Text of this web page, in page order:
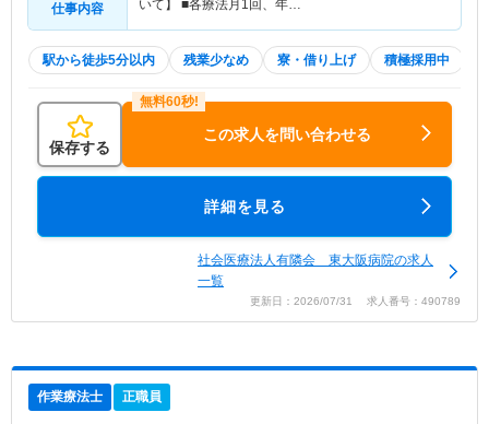
仕事内容
いて】 ■各療法月1回、年…
駅から徒歩5分以内 残業少なめ 寮・借り上げ 積極採用中
保存する
この求人を問い合わせる
詳細を見る
社会医療法人有隣会 東大阪病院の求人
一覧
更新日：2026/07/31 求人番号：490789
作業療法士 正職員